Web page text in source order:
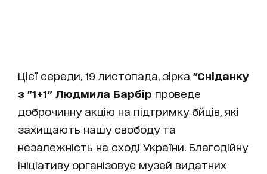
Цієї середи, 19 листопада, зірка "Сніданку
з "1+1" Людмила Барбір проведе
доброчинну акцію на підтримку бйців, які
захищають нашу свободу та
незалежність на сході України. Благодійну
ініціативу організовує музей видатних